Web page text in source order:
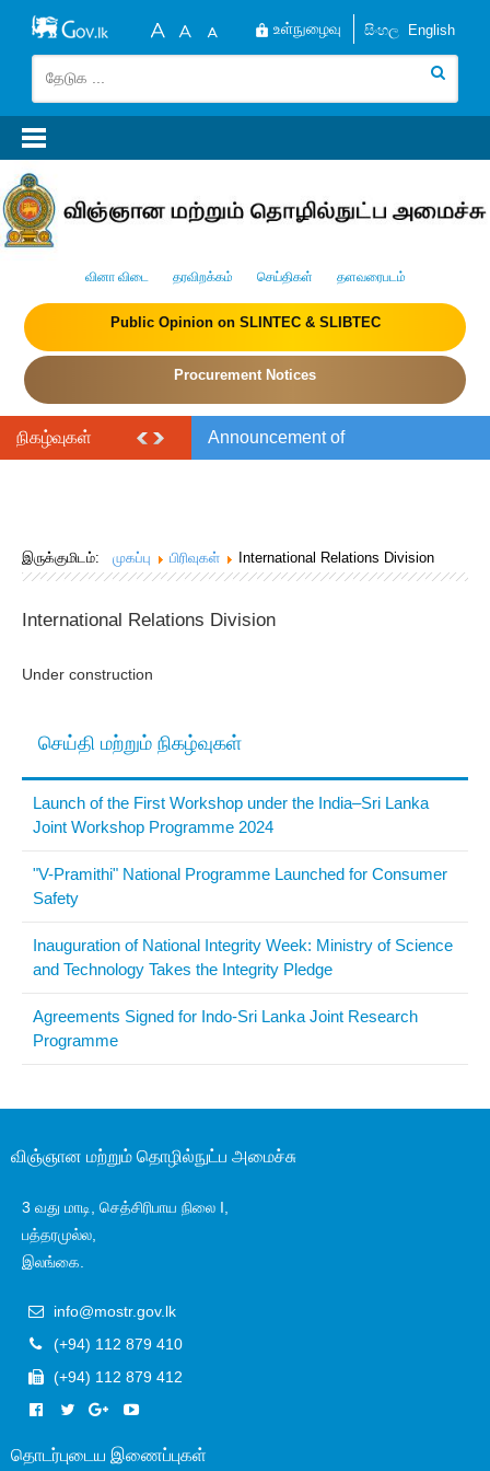
உள்நுழைவு සිංහල English
வினா விடை தரவிறக்கம் செய்திகள் தளவரைபடம்
Public Opinion on SLINTEC & SLIBTEC
Procurement Notices
நிகழ்வுகள் Announcement of
இருக்குமிடம்: முகப்பு பிரிவுகள் International Relations Division
International Relations Division
Under construction
செய்தி மற்றும் நிகழ்வுகள்
Launch of the First Workshop under the India–Sri Lanka
Joint Workshop Programme 2024
"V-Pramithi" National Programme Launched for Consumer
Safety
Inauguration of National Integrity Week: Ministry of Science
and Technology Takes the Integrity Pledge
Agreements Signed for Indo-Sri Lanka Joint Research
Programme
விஞ்ஞான மற்றும் தொழில்நுட்ப அமைச்சு
3 வது மாடி, செத்சிரிபாய நிலை I,
பத்தரமுல்ல,
இலங்கை.
info@mostr.gov.lk
(+94) 112 879 410
(+94) 112 879 412
தொடர்புடைய இணைப்புகள்